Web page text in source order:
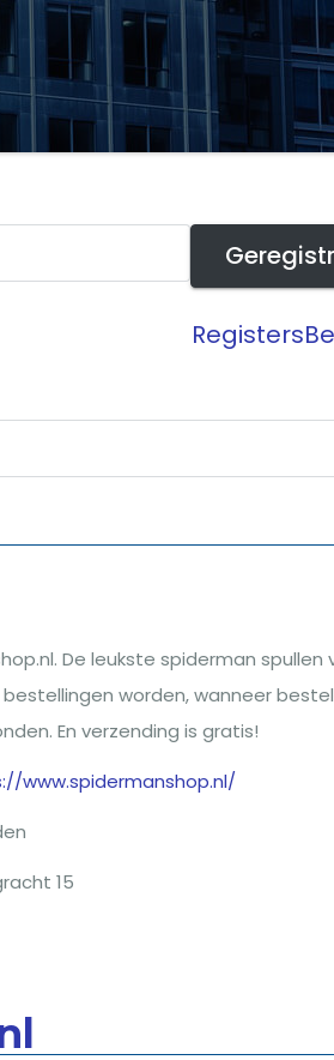
Registers
De leukste spiderman spullen
worden, wanneer
En verzending is gratis!
www.spidermanshop.nl/
15